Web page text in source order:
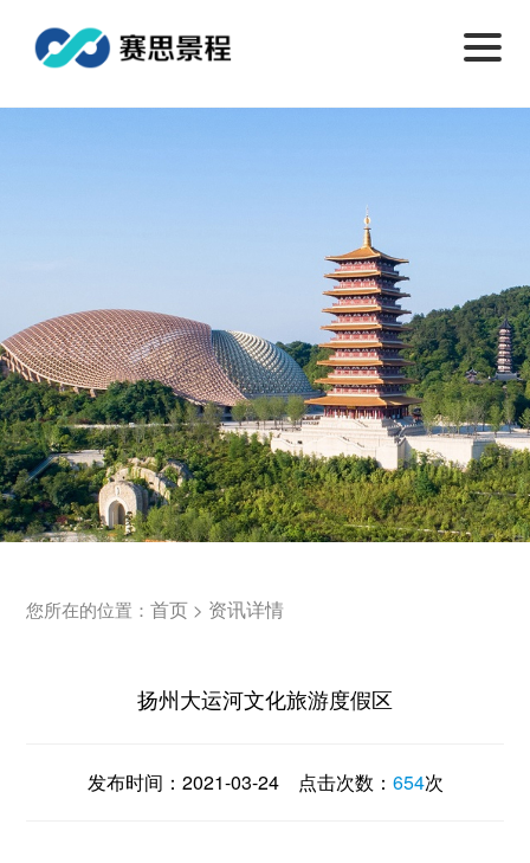
您所在的位置：首页 > 资讯详情
扬州大运河文化旅游度假区
发布时间： 2021-03-24点击次数： 654次